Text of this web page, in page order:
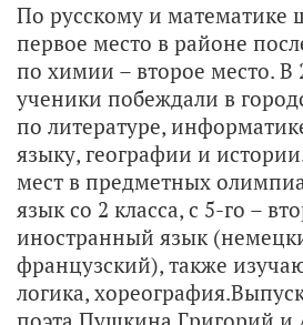
По русскому и математике
первое место в районе
по химии – второе место. В
ученики побеждали в
по литературе,
языку, географии и
мест в предметных
язык со 2 класса, с 5-го –
иностранный язык
французский), также
логика,